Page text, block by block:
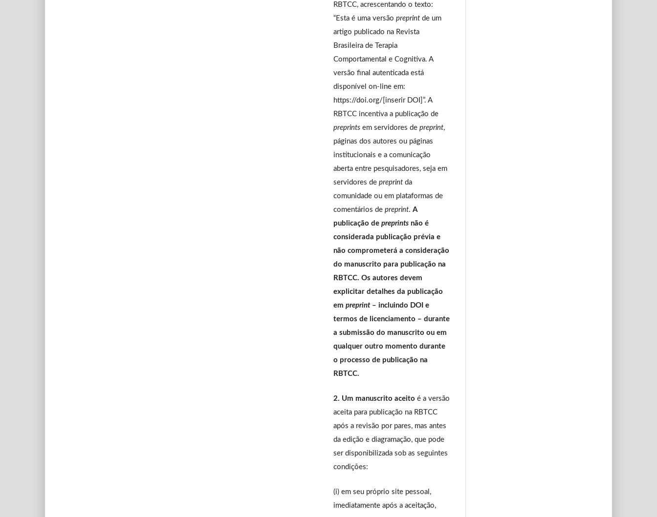
RBTCC, acrescentando o texto:
“Esta é uma versão preprint de um
artigo publicado na Revista
Brasileira de Terapia
Comportamental e Cognitiva. A
versão final autenticada está
disponível on-line em:
https://doi.org/[inserir DOI]”. A
RBTCC incentiva a publicação de
preprints em servidores de preprint,
páginas dos autores ou páginas
institucionais e a comunicação
aberta entre pesquisadores, seja em
servidores de preprint da
comunidade ou em plataformas de
comentários de preprint. A
publicação de preprints não é
considerada publicação prévia e
não comprometerá a consideração
do manuscrito para publicação na
RBTCC. Os autores devem
explicitar detalhes da publicação
em preprint– incluindo DOI e
termos de licenciamento – durante
a submissão do manuscrito ou em
qualquer outro momento durante
o processo de publicação na
RBTCC.
2. Um manuscrito aceito é a versão
aceita para publicação na RBTCC
após a revisão por pares, mas antes
da edição e diagramação, que pode
ser disponibilizada sob as seguintes
condições:
(i) em seu próprio site pessoal,
imediatamente após a aceitação,